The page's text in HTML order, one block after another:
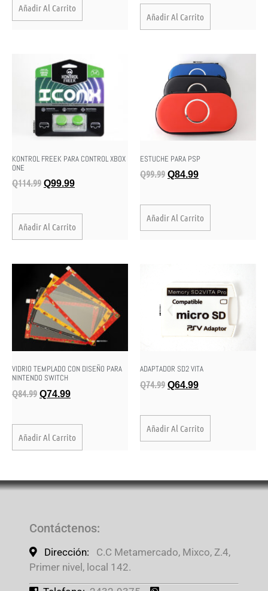
Añadir Al Carrito
Añadir Al Carrito
KONTROL FREEK PARA CONTROL XBOX
ONE
Q114.99 Q99.99
Añadir Al Carrito
ESTUCHE PARA PSP
Q99.99 Q84.99
Añadir Al Carrito
VIDRIO TEMPLADO CON DISEÑO PARA
NINTENDO SWITCH
Q84.99 Q74.99
Añadir Al Carrito
ADAPTADOR SD2 VITA
Q74.99 Q64.99
Añadir Al Carrito
Contáctenos:
Dirección:
C.C Metamercado, Mixco, Z.4,
Primer nivel, local 142.